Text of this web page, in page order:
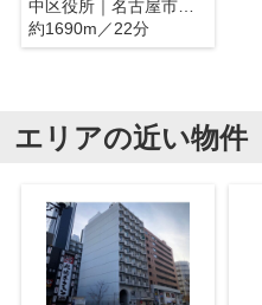
中区役所｜名古屋市中区
約1690m／22分
エリアの近い物件